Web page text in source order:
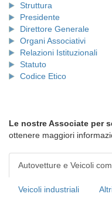
Struttura
Presidente
Direttore Generale
Organi Associativi
Relazioni Istituzionali
Statuto
Codice Etico
Le nostre Associate per
ottenere maggiori
Autovetture e Veicoli
Veicoli industriali